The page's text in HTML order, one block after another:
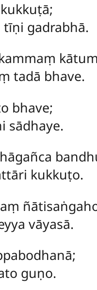
tīṇi gadrabhā.
tadā bhave.
bhave;
sādhaye.
kukkuṭo.
vāyasā.
guṇo.